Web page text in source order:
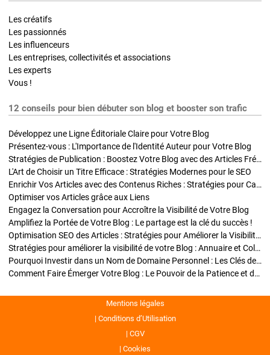
Les créatifs
Les passionnés
Les influenceurs
Les entreprises, collectivités et associations
Les experts
Vous !
12 conseils pour bien débuter son blog et booster son trafic
Développez une Ligne Éditoriale Claire pour Votre Blog
Présentez-vous : L'Importance de l'Identité Auteur pour Votre Blog
Stratégies de Publication : Boostez Votre Blog avec des Articles Fréquents et Exclusifs
L'Art de Choisir un Titre Efficace : Stratégies Modernes pour le SEO
Enrichir Vos Articles avec des Contenus Riches : Stratégies pour Captiver et Optimiser
Optimiser vos Articles grâce aux Liens
Engagez la Conversation pour Accroître la Visibilité de Votre Blog
Amplifiez la Portée de Votre Blog : Le partage est la clé du succès !
Optimisation SEO des Articles : Stratégies pour Améliorer la Visibilité de Votre Blog
Stratégies pour améliorer la visibilité de votre Blog : Annuaire et Collaborations
Pourquoi Investir dans un Nom de Domaine Personnel : Les Clés de la Réussite de Votre Blog
Comment Faire Émerger Votre Blog : Le Pouvoir de la Patience et de la Persévérance
Mentions légales
Conditions d’Utilisation
CGV
Cookies